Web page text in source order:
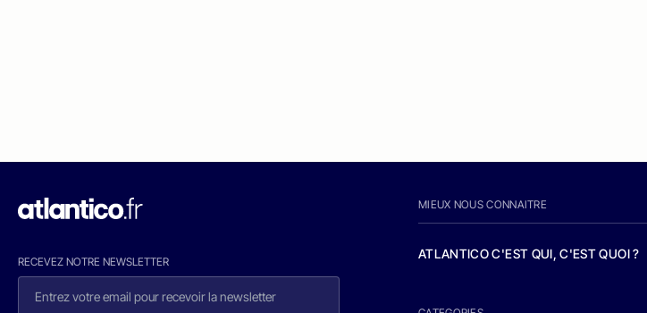
RECEVEZ NOTRE NEWSLETTER
MIEUX NOUS CONNAITRE
ATLANTICO C'EST QUI, C'EST QUOI ?